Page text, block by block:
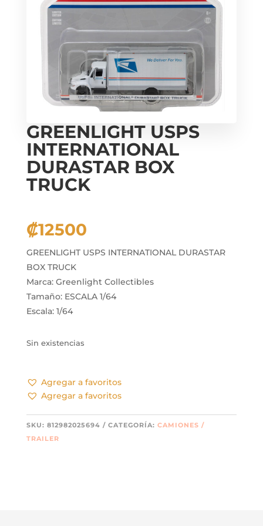
GREENLIGHT USPS
INTERNATIONAL
DURASTAR BOX
TRUCK
₡12500
GREENLIGHT USPS INTERNATIONAL DURASTAR
BOX TRUCK
Marca: Greenlight Collectibles
Tamaño: ESCALA 1/64
Escala: 1/64
Sin existencias
Agregar a favoritos
Agregar a favoritos
SKU: 812982025694 CATEGORÍA: CAMIONES /
TRAILER